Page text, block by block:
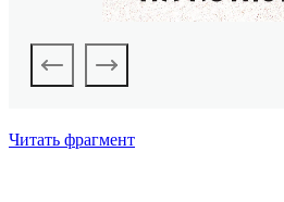
Читать фрагмент